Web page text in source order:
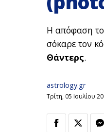
Η απόφαση
σόκαρε τον
Θάντερς.
astrology.gr
Τρίτη, 05 Ιουλίου